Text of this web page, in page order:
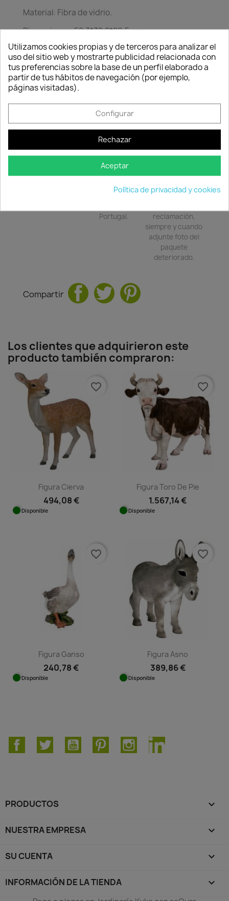
Material: Fibra de vidrio.
Dimensiones: 52,3*32,8*29.5 cm.
Salen de casa del proveedor, plazo de entrega 3-
5 hábiles.
Política de
Política de
entrega
Portugal.
Política de
devolución
Tienes 24 horas
reclamación,
siempre y cuando
adjunte foto del
paquete
deteriorado.
Compartir
Los clientes que adquirieron este
producto también compraron:
Figura Cierva
494,08 €
Disponible
favorite_border
Figura Toro De Pie
1.567,14 €
Disponible
favorite_border
Figura Ganso
240,78 €
Disponible
favorite_border
Figura Asno
389,86 €
Disponible
favorite_border
FacebookTwitter YouTube PinterestInstagramLinkedIn
PRODUCTOS 
NUESTRA EMPRESA 
SU CUENTA 
INFORMACIÓN DE LA TIENDA keyboard_arrow_down
Utilizamos cookies propias y de terceros para analizar el
uso del sitio web y mostrarte publicidad relacionada con
tus preferencias sobre la base de un perfil elaborado a
partir de tus hábitos de navegación (por ejemplo,
páginas visitadas).
Configurar
Rechazar
Aceptar
Política de privacidad y cookies
Consentimiento de cookies